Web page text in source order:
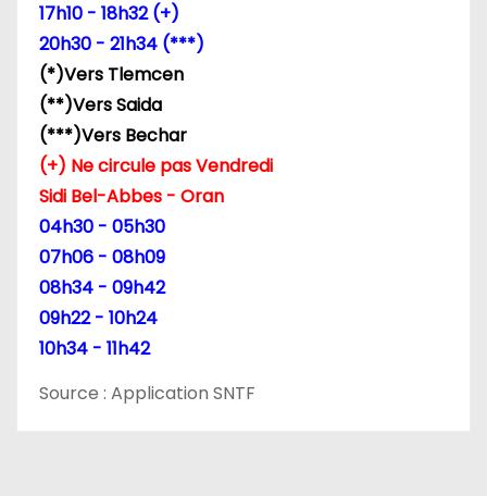
a
r
t
c
e
17h10 - 18h32 (+)
20h30 - 21h34 (***)
(*)Vers Tlemcen
(**)Vers Saida
(***)Vers Bechar
(+) Ne circule pas Vendredi
Sidi Bel-Abbes - Oran
04h30 - 05h30
07h06 - 08h09
08h34 - 09h42
09h22 - 10h24
10h34 - 11h42
Source : Application SNTF